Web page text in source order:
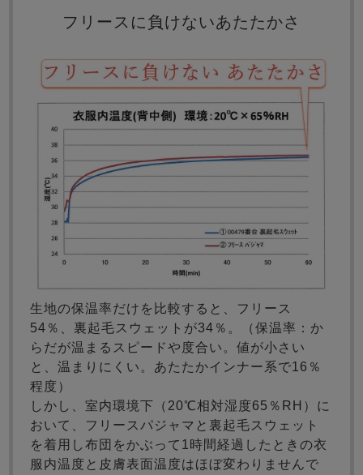
フリースに負けないあたたかさ
生地の保温率だけを比較すると、フリース
54％、裏起毛スウェットが34％。（保温率：か
らだが温まるスピードや度合い。値が小さい
と、温まりにくい。あたたかインナー系で16％
程度）
しかし、室内環境下（20℃相対湿度65％RH）に
おいて、フリースパジャマと裏起毛スウェット
を着用し布団をかぶって1時間経過したときの衣
服内温度と皮膚表面温度はほぼ変わりませんで